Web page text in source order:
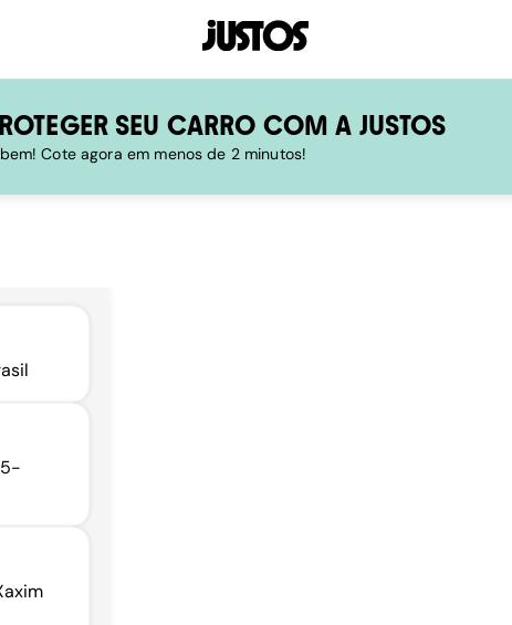
SEU CARRO COM A JUSTOS
Cote agora em menos de 2 minutos!